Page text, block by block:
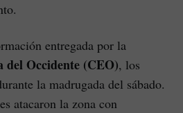
entregada por la
del Occidente (CEO), los
la madrugada del sábado.
atacaron la zona con